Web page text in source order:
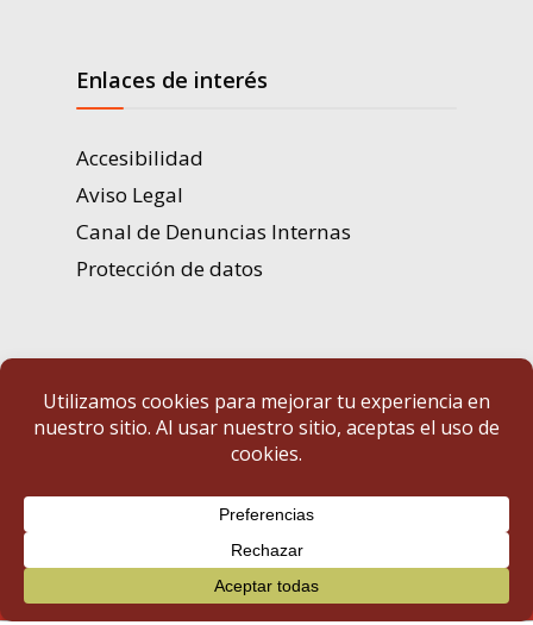
Enlaces de interés
Accesibilidad
Aviso Legal
Canal de Denuncias Internas
Protección de datos
Portal de Transparencia | Diputación de Badajoz